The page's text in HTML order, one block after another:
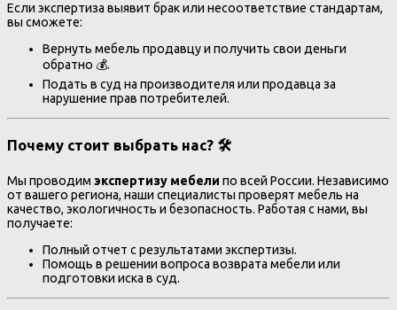
Если экспертиза выявит брак или несоответствие стандартам,
вы сможете:
Вернуть мебель продавцу и получить свои деньги
обратно 💰.
Подать в суд на производителя или продавца за
нарушение прав потребителей.
Почему стоит выбрать нас? 🛠️
Мы проводим экспертизу мебели по всей России. Независимо
от вашего региона, наши специалисты проверят мебель на
качество, экологичность и безопасность. Работая с нами, вы
получаете:
Полный отчет с результатами экспертизы.
Помощь в решении вопроса возврата мебели или
подготовки иска в суд.